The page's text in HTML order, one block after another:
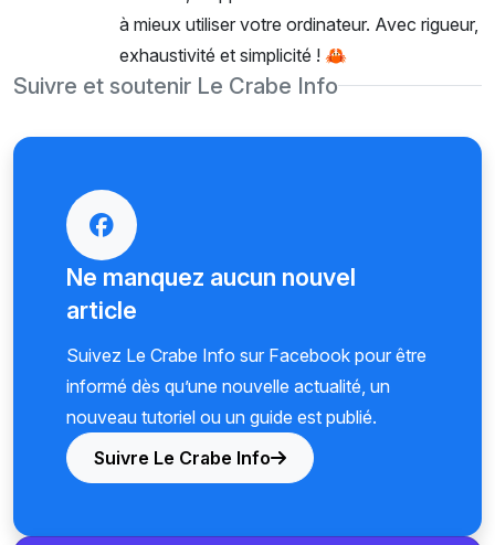
à mieux utiliser votre ordinateur. Avec rigueur,
exhaustivité et simplicité ! 🦀
Suivre et soutenir Le Crabe Info
Ne manquez aucun nouvel
article
Suivez Le Crabe Info sur Facebook pour être
informé dès qu’une nouvelle actualité, un
nouveau tutoriel ou un guide est publié.
Suivre Le Crabe Info